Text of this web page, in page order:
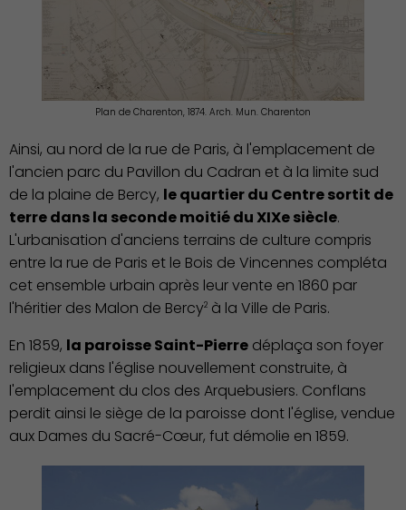
Plan de Charenton, 1874. Arch. Mun. Charenton
Ainsi, au nord de la rue de Paris, à l'emplacement de
l'ancien parc du Pavillon du Cadran et à la limite sud
de la plaine de Bercy, le quartier du Centre sortit de
terre dans la seconde moitié du XIXe siècle.
L'urbanisation d'anciens terrains de culture compris
entre la rue de Paris et le Bois de Vincennes compléta
cet ensemble urbain après leur vente en 1860 par
l'héritier des Malon de Bercy2 à la Ville de Paris.
En 1859, la paroisse Saint-Pierre déplaça son foyer
religieux dans l'église nouvellement construite, à
l'emplacement du clos des Arquebusiers. Conflans
perdit ainsi le siège de la paroisse dont l'église, vendue
aux Dames du Sacré-Cœur, fut démolie en 1859.